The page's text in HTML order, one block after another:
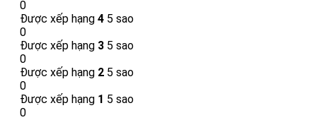
0
Được xếp hạng 4 5 sao
0
Được xếp hạng 3 5 sao
0
Được xếp hạng 2 5 sao
0
Được xếp hạng 1 5 sao
0